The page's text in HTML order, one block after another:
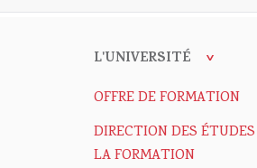
L'UNIVERSITÉ
OFFRE DE FORMATION
DIRECTION DES
LA FORMATION